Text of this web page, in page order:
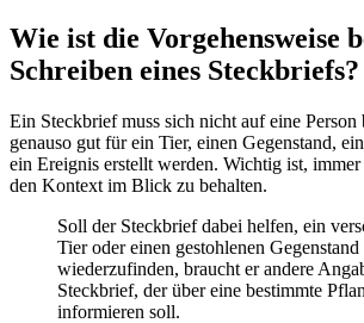
Wie ist die Vorgehensweise
Schreiben eines Steckbriefs?
Ein Steckbrief muss sich nicht auf eine Person
genauso gut für ein Tier, einen Gegenstand,
ein Ereignis erstellt werden. Wichtig ist,
den Kontext im Blick zu behalten.
Soll der Steckbrief dabei helfen, ein
Tier oder einen gestohlenen Gegenstand
wiederzufinden, braucht er andere
Steckbrief, der über eine bestimmte
informieren soll.